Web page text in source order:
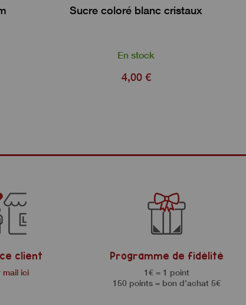
Sucre coloré blanc cristaux
En stock
4,00 €
client
mail ici
Programme de fidélité
1€ = 1 point
150 points = bon d’achat 5€